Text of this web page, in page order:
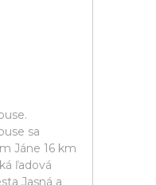
sa
Jáne 16 km
ľadová
Jasná a